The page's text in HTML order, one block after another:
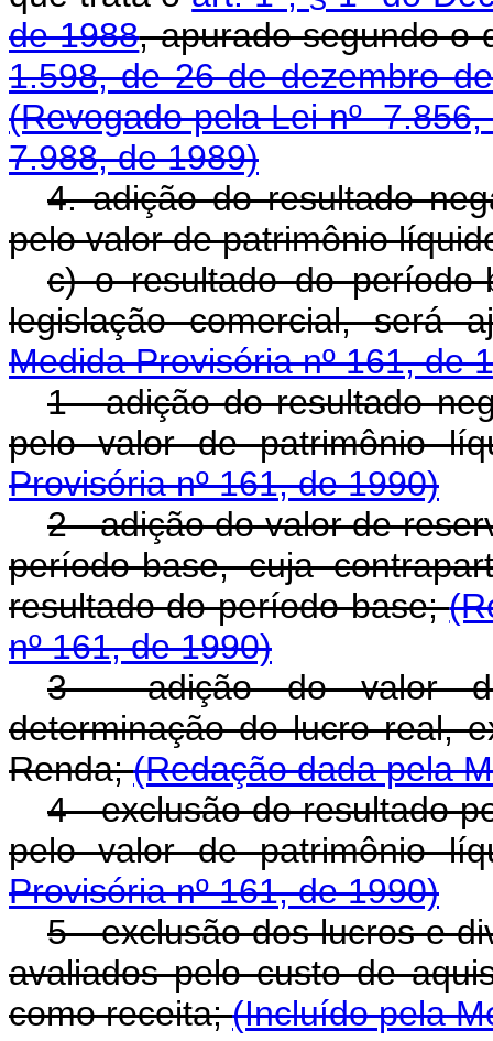
de 1988, apurado segundo o
1.598, de 26 de dezembro
(Revogado pela Lei nº 7.856,
7.988, de 1989)
4. adição do resultado
pelo valor de patrimônio
c) o resultado do
legislação comercial, será
Medida Provisória nº 161, de
1 - adição do resultado
pelo valor de patrimônio
Provisória nº 161, de 1990)
2 - adição do valor de
período-base, cuja
resultado do período-base;
nº 161, de 1990)
3 - adição do valor
determinação do lucro real,
Renda;(Redação dada pela
4 - exclusão do resultado
pelo valor de patrimônio
Provisória nº 161, de 1990)
5 - exclusão dos lucros e
avaliados pelo custo de
como receita;(Incluído pela